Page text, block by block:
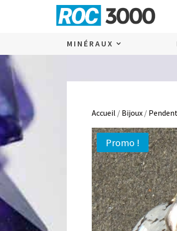
MINÉRAUX
Accueil / Bijoux /
Promo !